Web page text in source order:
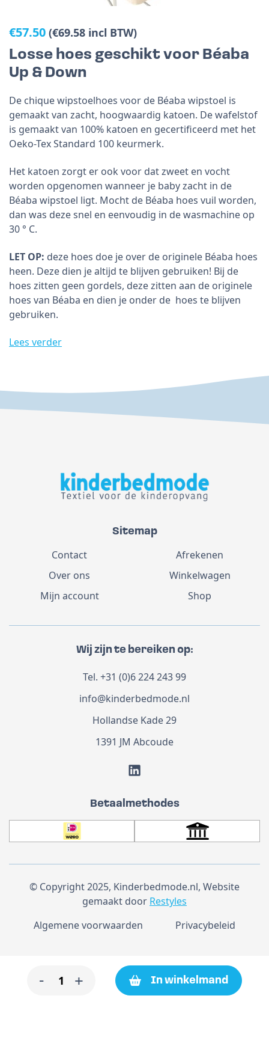
€57.50 (€69.58 incl BTW)
Losse hoes geschikt voor Béaba
Up & Down
De chique wipstoelhoes voor de Béaba wipstoel is
gemaakt van zacht, hoogwaardig katoen. De wafelstof
is gemaakt van 100% katoen en gecertificeerd met het
Oeko-Tex Standard 100 keurmerk.
Het katoen zorgt er ook voor dat zweet en vocht
worden opgenomen wanneer je baby zacht in de
Béaba wipstoel ligt. Mocht de Béaba hoes vuil worden,
dan was deze snel en eenvoudig in de wasmachine op
30 ° C.
LET OP: deze hoes doe je over de originele Béaba hoes
heen. Deze dien je altijd te blijven gebruiken! Bij de
hoes zitten geen gordels, deze zitten aan de originele
hoes van Béaba en dien je onder de hoes te blijven
gebruiken.
Lees verder
up&down
- + In winkelmand
Sitemap
Contact
Over ons
Mijn account
Afrekenen
Winkelwagen
Shop
Wij zijn te bereiken op:
Tel. +31 (0)6 224 243 99
info@kinderbedmode.nl
Hollandse Kade 29
1391 JM Abcoude
Betaalmethodes
© Copyright 2025, Kinderbedmode.nl, Website
gemaakt door Restyles
Algemene voorwaarden
Privacybeleid